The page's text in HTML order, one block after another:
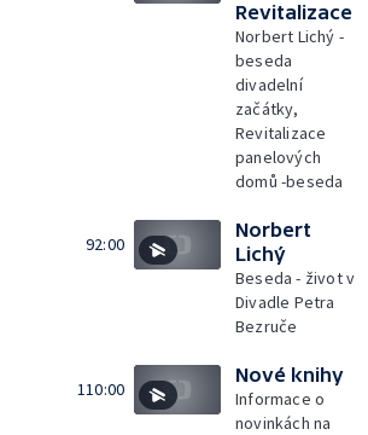
Revitalizace
Norbert Lichý -
beseda
divadelní
začátky,
Revitalizace
panelových
domů -beseda
92:00
Norbert
Lichý
Beseda - život v
Divadle Petra
Bezruče
110:00
Nové knihy
Informace o
novinkách na